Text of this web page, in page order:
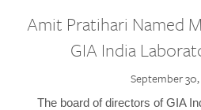
Amit Pratihari Named
GIA India
September
The board of directors of GIA